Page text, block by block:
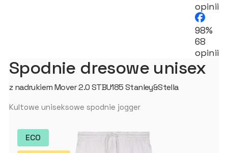
opinii
98%
68
opinii
Spodnie dresowe unisex
z nadrukiem Mover 2.0 STBU185 Stanley&Stella
Kultowe uniseksowe spodnie jogger
ECO